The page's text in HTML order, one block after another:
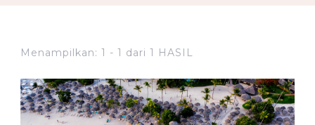
Menampilkan: 1 - 1 dari 1 HASIL